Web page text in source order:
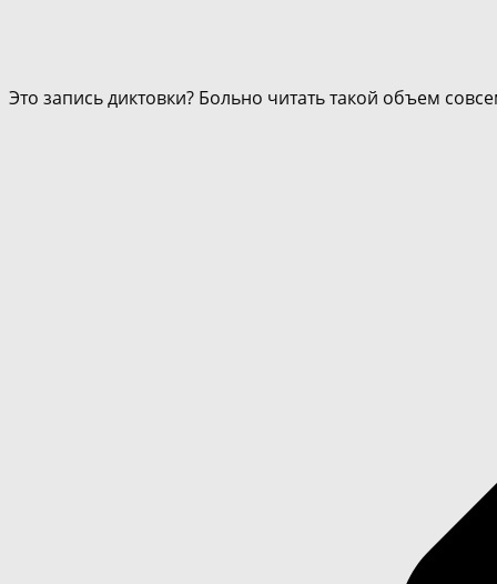
Это запись диктовки? Больно читать такой объем